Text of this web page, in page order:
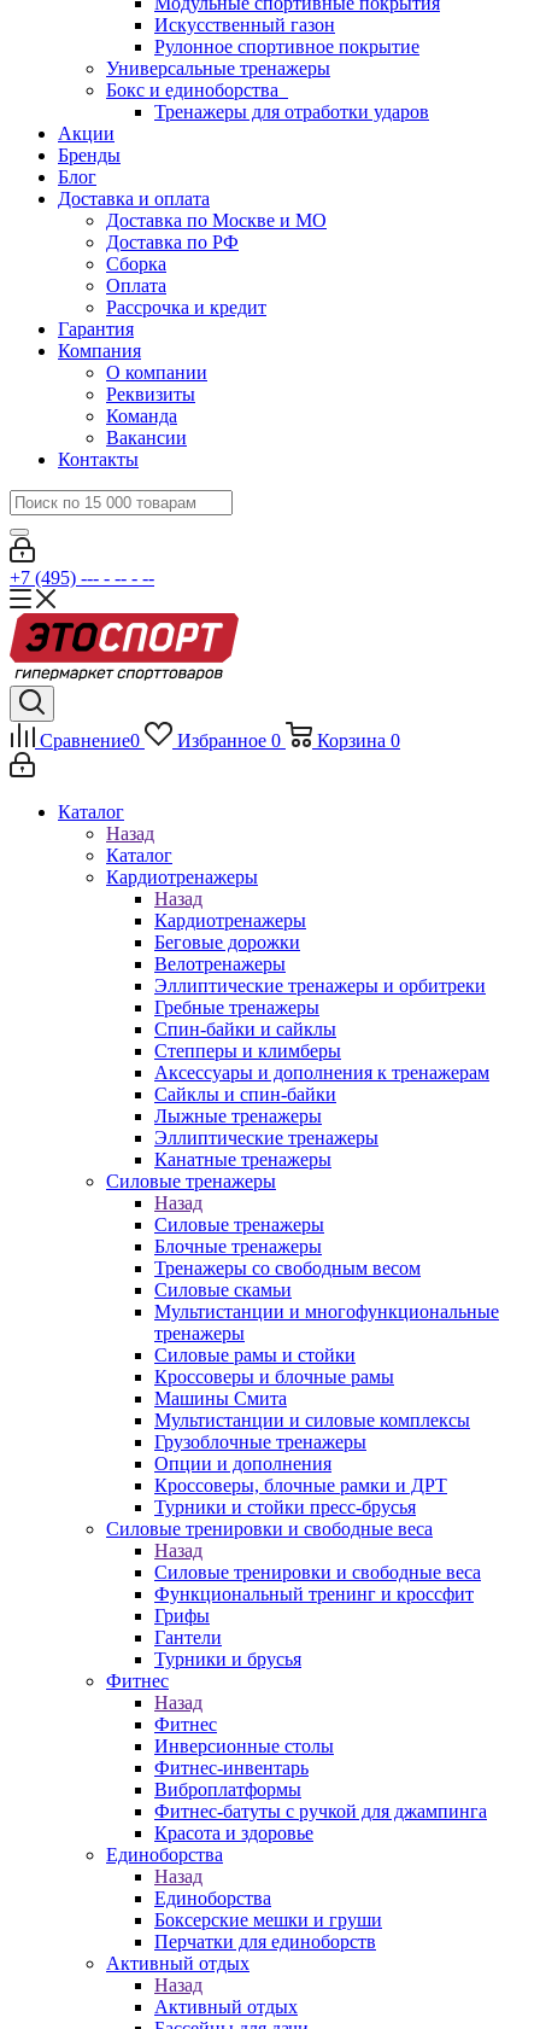
Искусственный газон
Рулонное спортивное покрытие
Универсальные тренажеры
Бокс и единоборства
Тренажеры для отработки ударов
Акции
Бренды
Блог
Доставка и оплата
Доставка по Москве и МО
Доставка по РФ
Сборка
Оплата
Рассрочка и кредит
Гарантия
Компания
О компании
Реквизиты
Команда
Вакансии
Контакты
+7 (495) --- - -- - --
Сравнение0 Избранное 0 Корзина 0
Каталог
Назад
Каталог
Кардиотренажеры
Назад
Кардиотренажеры
Беговые дорожки
Велотренажеры
Эллиптические тренажеры и орбитреки
Гребные тренажеры
Спин-байки и сайклы
Степперы и климберы
Аксессуары и дополнения к тренажерам
Сайклы и спин-байки
Лыжные тренажеры
Эллиптические тренажеры
Канатные тренажеры
Силовые тренажеры
Назад
Силовые тренажеры
Блочные тренажеры
Тренажеры со свободным весом
Силовые скамьи
Мультистанции и многофункциональные
тренажеры
Силовые рамы и стойки
Кроссоверы и блочные рамы
Машины Смита
Мультистанции и силовые комплексы
Грузоблочные тренажеры
Опции и дополнения
Кроссоверы, блочные рамки и ДРТ
Турники и стойки пресс-брусья
Силовые тренировки и свободные веса
Назад
Силовые тренировки и свободные веса
Функциональный тренинг и кроссфит
Грифы
Гантели
Турники и брусья
Фитнес
Назад
Фитнес
Инверсионные столы
Фитнес-инвентарь
Виброплатформы
Фитнес-батуты с ручкой для джампинга
Красота и здоровье
Единоборства
Назад
Единоборства
Боксерские мешки и груши
Перчатки для единоборств
Активный отдых
Назад
Активный отдых